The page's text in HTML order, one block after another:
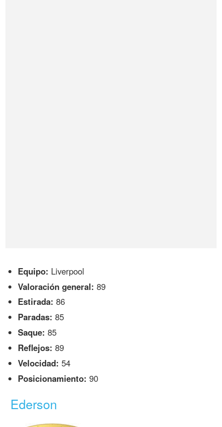
Equipo: Liverpool
Valoración general: 89
Estirada: 86
Paradas: 85
Saque: 85
Reflejos: 89
Velocidad: 54
Posicionamiento: 90
Ederson